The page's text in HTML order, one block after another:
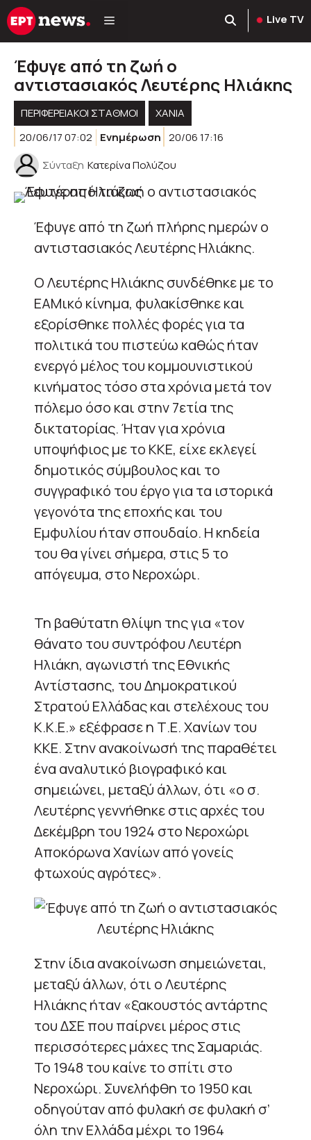
Μετάβαση
σε
Live TV
Έφυγε από τη ζωή ο
αντιστασιακός Λευτέρης Ηλιάκης
ΠΕΡΙΦΕΡΕΙΑΚΟΊ ΣΤΑΘΜΟΊ
ΧΑΝΙΑ
20/06/17 07:02
Ενημέρωση 20/06 17:16
Σύνταξη Κατερίνα Πολύζου
Έφυγε από τη ζωή πλήρης ημερών ο
αντιστασιακός Λευτέρης Ηλιάκης.
Ο Λευτέρης Ηλιάκης συνδέθηκε με το
ΕΑΜικό κίνημα, φυλακίσθηκε και
εξορίσθηκε πολλές φορές για τα
πολιτικά του πιστεύω καθώς ήταν
ενεργό μέλος του κομμουνιστικού
κινήματος τόσο στα χρόνια μετά τον
πόλεμο όσο και στην 7ετία της
δικτατορίας. Ήταν για χρόνια
υποψήφιος με το ΚΚΕ, είχε εκλεγεί
δημοτικός σύμβουλος και το
συγγραφικό του έργο για τα ιστορικά
γεγονότα της εποχής και του
Εμφυλίου ήταν σπουδαίο. Η κηδεία
του θα γίνει σήμερα, στις 5 το
απόγευμα, στο Νεροχώρι.
Τη βαθύτατη θλίψη της για «τον
θάνατο του συντρόφου Λευτέρη
Ηλιάκη, αγωνιστή της Εθνικής
Αντίστασης, του Δημοκρατικού
Στρατού Ελλάδας και στελέχους του
Κ.Κ.Ε.» εξέφρασε η Τ.Ε. Χανίων του
ΚΚΕ. Στην ανακοίνωσή της παραθέτει
ένα αναλυτικό βιογραφικό και
σημειώνει, μεταξύ άλλων, ότι «ο σ.
Λευτέρης γεννήθηκε στις αρχές του
Δεκέμβρη του 1924 στο Νεροχώρι
Αποκόρωνα Χανίων από γονείς
φτωχούς αγρότες».
Στην ίδια ανακοίνωση σημειώνεται,
μεταξύ άλλων, ότι ο Λευτέρης
Ηλιάκης ήταν «ξακουστός αντάρτης
του ΔΣΕ που παίρνει μέρος στις
περισσότερες μάχες της Σαμαριάς.
Το 1948 του καίνε το σπίτι στο
Νεροχώρι. Συνελήφθη το 1950 και
οδηγούταν από φυλακή σε φυλακή σ’
όλη την Ελλάδα μέχρι το 1964